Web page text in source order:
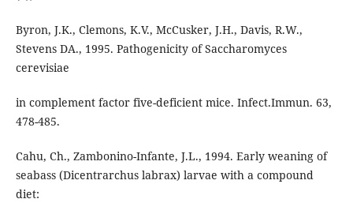
Byron, J.K., Clemons, K.V., McCusker, J.H., Davis, R.W.,
Stevens DA., 1995. Pathogenicity of Saccharomyces
cerevisiae
in complement factor five-deficient mice. Infect.Immun. 63,
478-485.
Cahu, Ch., Zambonino-Infante, J.L., 1994. Early weaning of
seabass (Dicentrarchus labrax) larvae with a compound
diet: